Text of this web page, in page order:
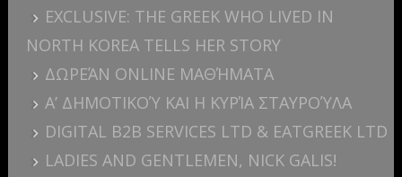
EXCLUSIVE: THE GREEK WHO LIVED IN
NORTH KOREA TELLS HER STORY
ΔΩΡΕΆΝ ONLINE ΜΑΘΉΜΑΤΑ
Α’ ΔΗΜΟΤΙΚΟΎ ΚΑΙ Η ΚΥΡΊΑ ΣΤΑΥΡΟΎΛΑ
DIGITAL B2B SERVICES LTD & EATGREEK LTD
LADIES AND GENTLEMEN, NICK GALIS!